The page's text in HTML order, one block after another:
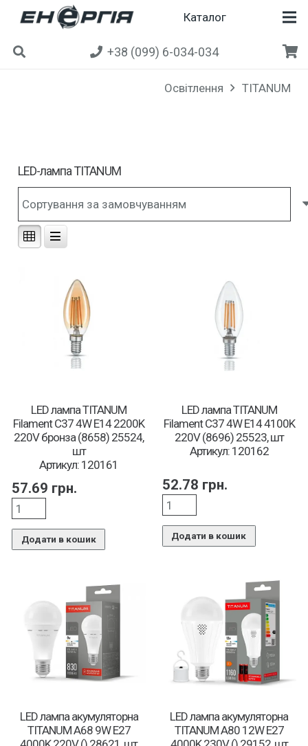
Каталог
+38 (099) 6-034-034
Освітлення TITANUM
LED-лампа TITANUM
LED лампа TITANUM
Filament C37 4W E14 2200K
220V бронза (8658) 25524,
шт
Артикул: 120161
57.69 грн.
Додати в кошик
LED лампа TITANUM
Filament C37 4W E14 4100K
220V (8696) 25523, шт
Артикул: 120162
52.78 грн.
Додати в кошик
LED лампа акумуляторна
TITANUM A68 9W E27
LED лампа акумуляторна
TITANUM A80 12W E27